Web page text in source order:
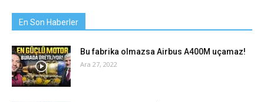
En Son Haberler
Bu fabrika olmazsa Airbus A400M uçamaz!
Ara 27, 2022